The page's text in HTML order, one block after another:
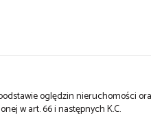
oględzin nieruchomości
w art. 66 i następnych K.C.